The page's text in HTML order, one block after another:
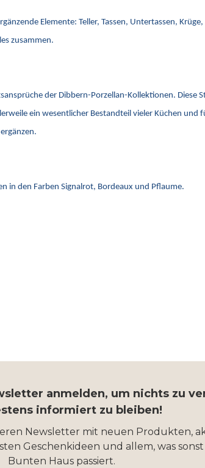
Elemente: Teller, Tassen, Untertassen,
zusammen.
der Dibbern-Porzellan-Kollektionen. Diese
ein wesentlicher Bestandteil vieler Küchen
in den Farben Signalrot, Bordeaux und Pflaume.
anmelden, um nichts zu
informiert zu bleiben!
Newsletter mit neuen Produkten,
Geschenkideen und allem, was
Bunten Haus passiert.